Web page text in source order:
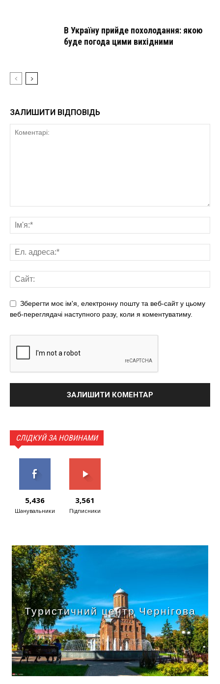
В Україну прийде похолодання: якою
буде погода цими вихідними
ЗАЛИШИТИ ВІДПОВІДЬ
Зберегти моє ім'я, електронну пошту та веб-сайт у цьому
веб-переглядачі наступного разу, коли я коментуватиму.
СЛІДКУЙ ЗА НОВИНАМИ
5,436
Шанувальники
3,561
Підписники
Туристичний центр Чернігова